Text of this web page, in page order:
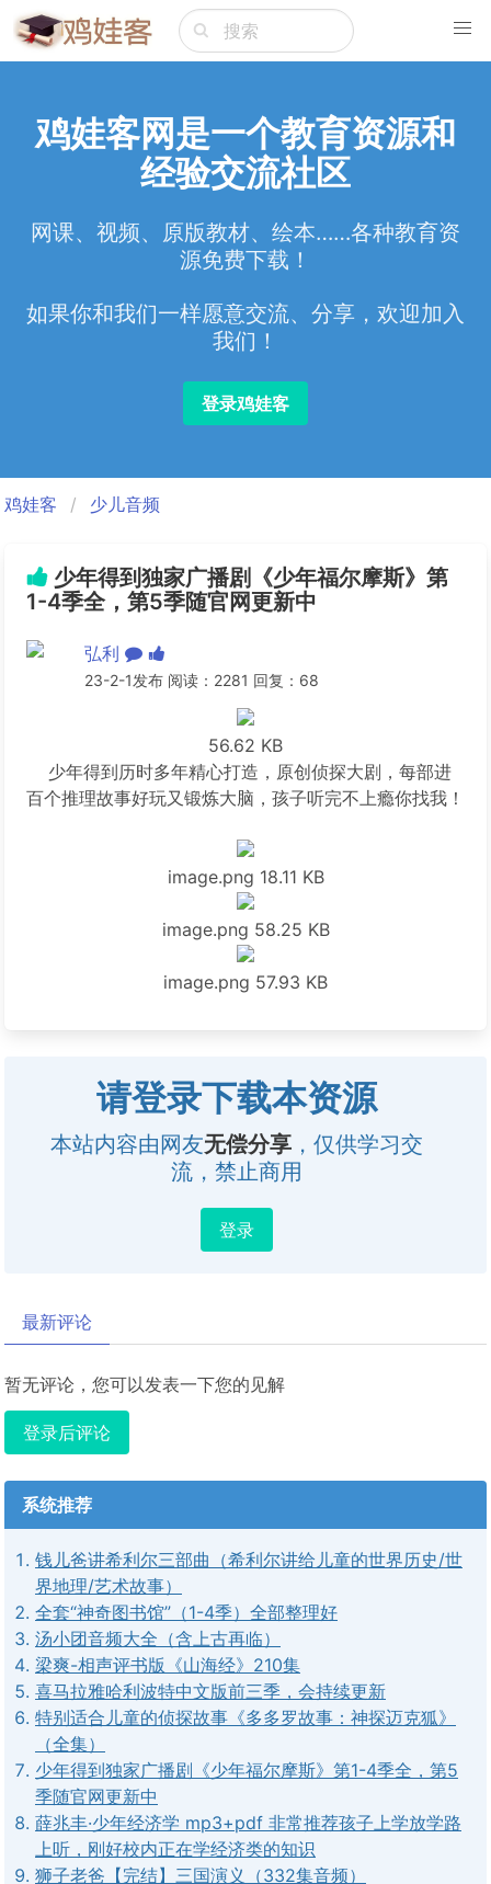
鸡娃客网是一个教育资源和
经验交流社区
网课、视频、原版教材、绘本……各种教育资
源免费下载！
如果你和我们一样愿意交流、分享，欢迎加入
我们！
登录鸡娃客
鸡娃客 少儿音频
少年得到独家广播剧《少年福尔摩斯》第
1-4季全，第5季随官网更新中
弘利
23-2-1发布 阅读：2281 回复：68
56.62 KB
少年得到历时多年精心打造，原创侦探大剧，每部进
百个推理故事好玩又锻炼大脑，孩子听完不上瘾你找我！
image.png 18.11 KB
image.png 58.25 KB
image.png 57.93 KB
请登录下载本资源
本站内容由网友无偿分享 ，仅供学习交
流，禁止商用
登录
最新评论
暂无评论，您可以发表一下您的见解
登录后评论
系统推荐
钱儿爸讲希利尔三部曲（希利尔讲给儿童的世界历史/世
界地理/艺术故事）
全套“神奇图书馆”（1-4季）全部整理好
汤小团音频大全（含上古再临）
梁爽-相声评书版《山海经》210集
喜马拉雅哈利波特中文版前三季，会持续更新
特别适合儿童的侦探故事《多多罗故事：神探迈克狐》
（全集）
少年得到独家广播剧《少年福尔摩斯》第1-4季全，第5
季随官网更新中
薛兆丰·少年经济学 mp3+pdf 非常推荐孩子上学放学路
上听，刚好校内正在学经济类的知识
狮子老爸【完结】三国演义（332集音频）